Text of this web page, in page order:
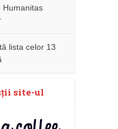
Humanitas
lista celor 13
site-ul